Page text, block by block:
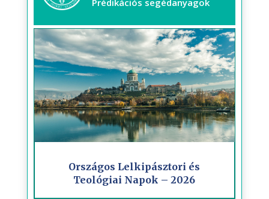
Prédikációs segédanyagok
Országos Lelkipásztori és
Teológiai Napok – 2026